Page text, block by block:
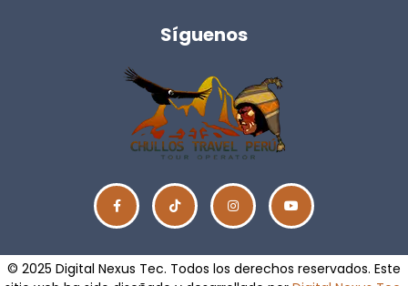
Síguenos
© 2025 Digital Nexus Tec. Todos los derechos reservados. Este